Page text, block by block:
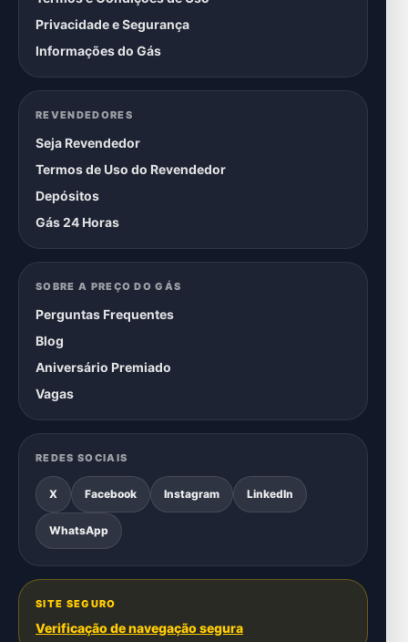
Privacidade e Segurança
Informações do Gás
REVENDEDORES
Seja Revendedor
Termos de Uso do Revendedor
Depósitos
Gás 24 Horas
SOBRE A PREÇO DO GÁS
Perguntas Frequentes
Blog
Aniversário Premiado
Vagas
REDES SOCIAIS
X Facebook Instagram LinkedIn
WhatsApp
SITE SEGURO
Verificação de navegação segura